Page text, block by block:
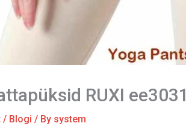
RUXI ee3031
/ Blogi / By system